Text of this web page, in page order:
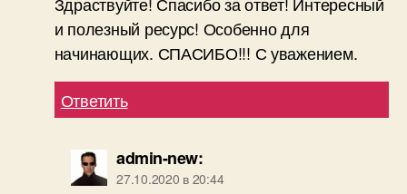
и полезный ресурс! Особенно для
начинающих. СПАСИБО!!! С уважением.
Ответить
admin-new:
27.10.2020 в 20:44